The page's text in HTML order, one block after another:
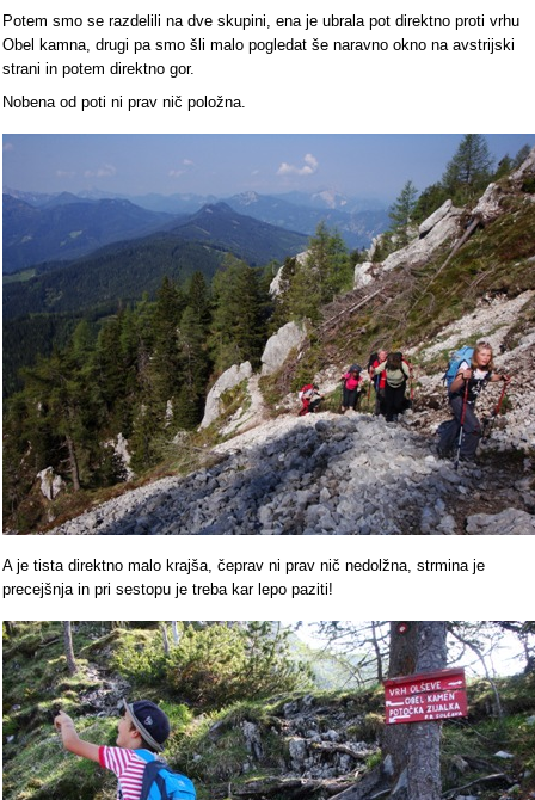
Potem smo se razdelili na dve skupini, ena je ubrala pot direktno proti vrhu
Obel kamna, drugi pa smo šli malo pogledat še naravno okno na avstrijski
strani in potem direktno gor.
Nobena od poti ni prav nič položna.
A je tista direktno malo krajša, čeprav ni prav nič nedolžna, strmina je
precejšnja in pri sestopu je treba kar lepo paziti!